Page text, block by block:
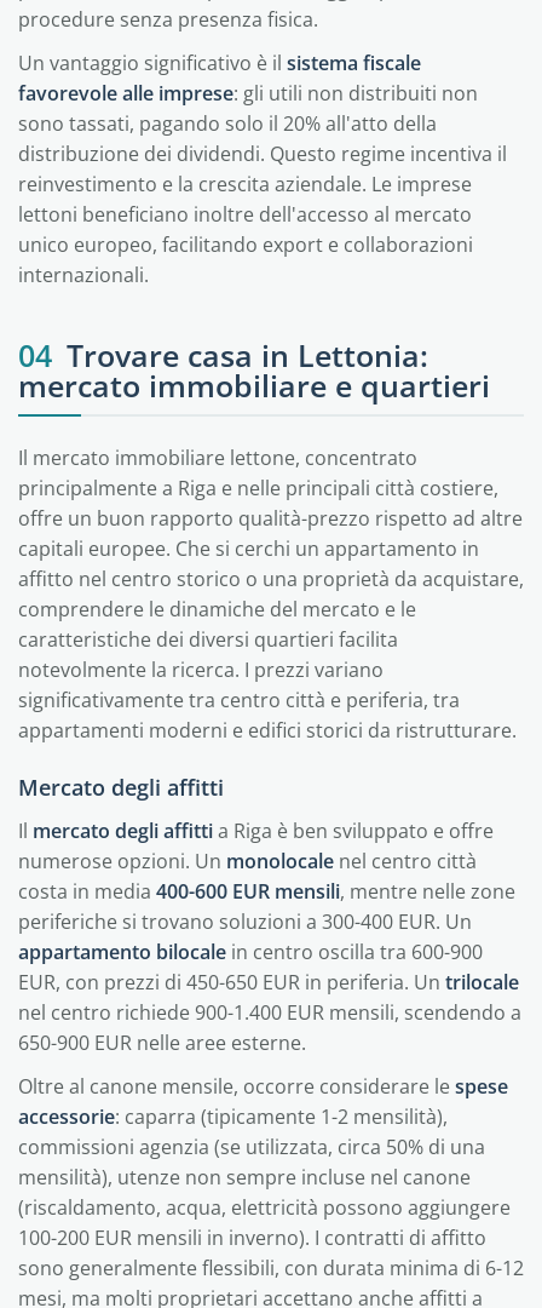
procedure senza presenza fisica.
Un vantaggio significativo è il sistema fiscale
favorevole alle imprese: gli utili non distribuiti non
sono tassati, pagando solo il 20% all'atto della
distribuzione dei dividendi. Questo regime incentiva il
reinvestimento e la crescita aziendale. Le imprese
lettoni beneficiano inoltre dell'accesso al mercato
unico europeo, facilitando export e collaborazioni
internazionali.
04 Trovare casa in Lettonia:
mercato immobiliare e quartieri
Il mercato immobiliare lettone, concentrato
principalmente a Riga e nelle principali città costiere,
offre un buon rapporto qualità-prezzo rispetto ad altre
capitali europee. Che si cerchi un appartamento in
affitto nel centro storico o una proprietà da acquistare,
comprendere le dinamiche del mercato e le
caratteristiche dei diversi quartieri facilita
notevolmente la ricerca. I prezzi variano
significativamente tra centro città e periferia, tra
appartamenti moderni e edifici storici da ristrutturare.
Mercato degli affitti
Il mercato degli affittia Riga è ben sviluppato e offre
numerose opzioni. Un monolocale nel centro città
costa in media 400-600 EUR mensili, mentre nelle zone
periferiche si trovano soluzioni a 300-400 EUR. Un
appartamento bilocale in centro oscilla tra 600-900
EUR, con prezzi di 450-650 EUR in periferia. Un trilocale
nel centro richiede 900-1.400 EUR mensili, scendendo a
650-900 EUR nelle aree esterne.
Oltre al canone mensile, occorre considerare lespese
accessorie: caparra (tipicamente 1-2 mensilità),
commissioni agenzia (se utilizzata, circa 50% di una
mensilità), utenze non sempre incluse nel canone
(riscaldamento, acqua, elettricità possono aggiungere
100-200 EUR mensili in inverno). I contratti di affitto
sono generalmente flessibili, con durata minima di 6-12
mesi, ma molti proprietari accettano anche affitti a